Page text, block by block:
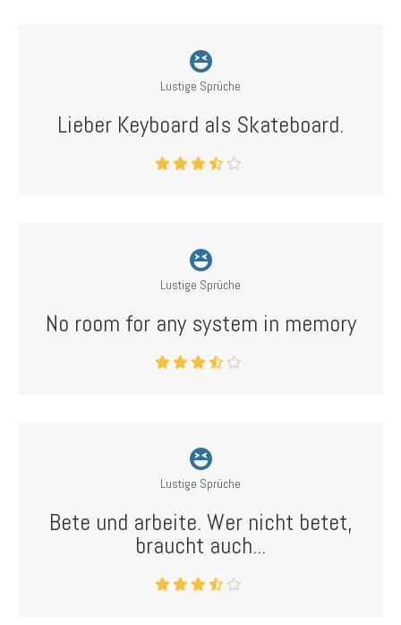
Lustige Sprüche
Lieber Keyboard als Skateboard.
Lustige Sprüche
No room for any system in memory
Lustige Sprüche
Bete und arbeite. Wer nicht betet,
braucht auch...